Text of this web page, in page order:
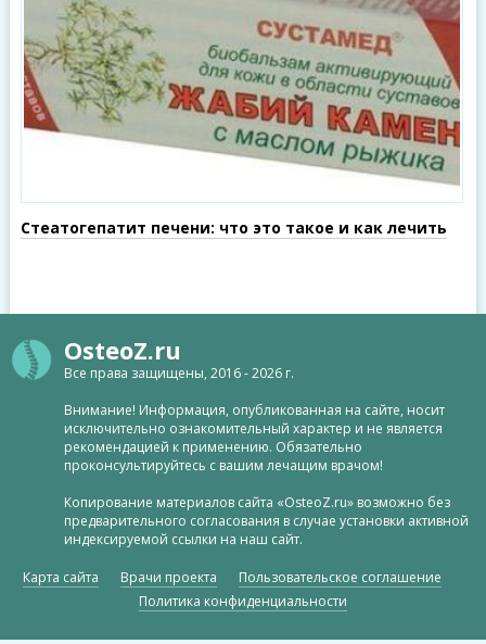
Стеатогепатит печени: что это такое и как лечить
OsteoZ.ru
Все права защищены, 2016 - 2026 г.
Внимание! Информация, опубликованная на сайте, носит
исключительно ознакомительный характер и не является
рекомендацией к применению. Обязательно
проконсультируйтесь с вашим лечащим врачом!
Копирование материалов сайта «OsteoZ.ru» возможно без
предварительного согласования в случае установки активной
индексируемой ссылки на наш сайт.
Карта сайта Врачи проекта
Пользовательское соглашение
Политика конфиденциальности